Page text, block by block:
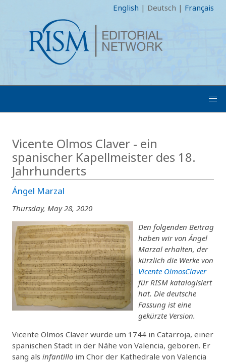
English | Deutsch | Français
Vicente Olmos Claver - ein
spanischer Kapellmeister des 18.
Jahrhunderts
Ángel Marzal
Thursday, May 28, 2020
Den folgenden Beitrag
haben wir von Ángel
Marzal erhalten, der
kürzlich die Werke von
Vicente OlmosClaver
für RISM katalogisiert
hat. Die deutsche
Fassung ist eine
gekürzte Version.
Vicente Olmos Claver wurde um 1744 in Catarroja, einer
spanischen Stadt in der Nähe von Valencia, geboren. Er
sang als infantillo im Chor der Kathedrale von Valencia